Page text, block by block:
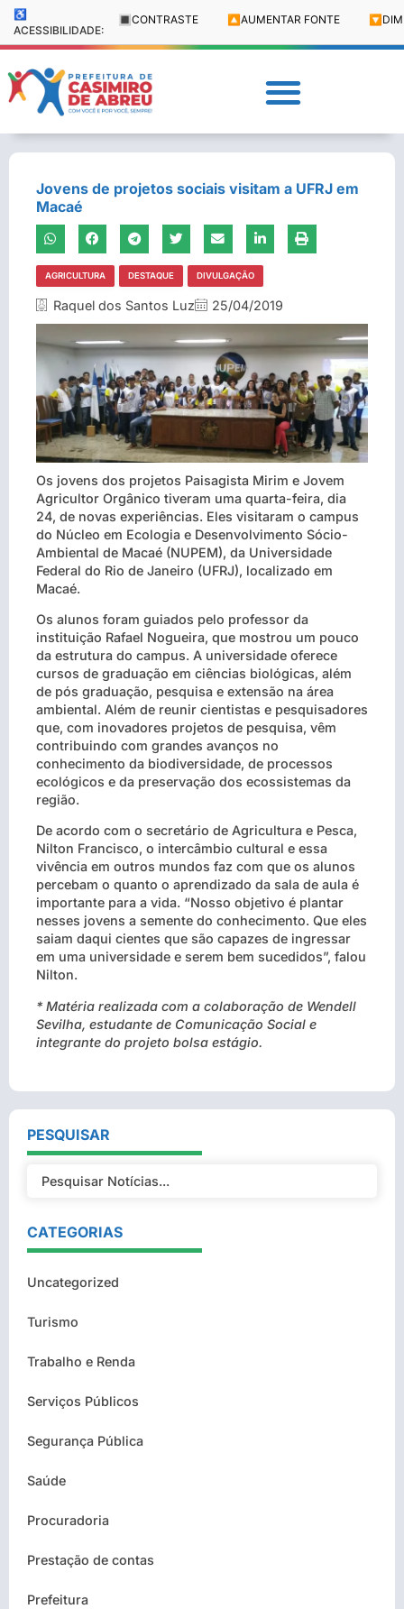
♿
ACESSIBILIDADE:
🔳 CONTRASTE 🔼 AUMENTAR FONTE 🔽
Jovens de projetos sociais visitam a UFRJ em
Macaé
AGRICULTURA DESTAQUE DIVULGAÇÃO
Raquel dos Santos Luz 25/04/2019
Os jovens dos projetos Paisagista Mirim e Jovem
Agricultor Orgânico tiveram uma quarta-feira, dia
24, de novas experiências. Eles visitaram o campus
do Núcleo em Ecologia e Desenvolvimento Sócio-
Ambiental de Macaé (NUPEM), da Universidade
Federal do Rio de Janeiro (UFRJ), localizado em
Macaé.
Os alunos foram guiados pelo professor da
instituição Rafael Nogueira, que mostrou um pouco
da estrutura do campus. A universidade oferece
cursos de graduação em ciências biológicas, além
de pós graduação, pesquisa e extensão na área
ambiental. Além de reunir cientistas e pesquisadores
que, com inovadores projetos de pesquisa, vêm
contribuindo com grandes avanços no
conhecimento da biodiversidade, de processos
ecológicos e da preservação dos ecossistemas da
região.
De acordo com o secretário de Agricultura e Pesca,
Nilton Francisco, o intercâmbio cultural e essa
vivência em outros mundos faz com que os alunos
percebam o quanto o aprendizado da sala de aula é
importante para a vida. “Nosso objetivo é plantar
nesses jovens a semente do conhecimento. Que eles
saiam daqui cientes que são capazes de ingressar
em uma universidade e serem bem sucedidos”, falou
Nilton.
* Matéria realizada com a colaboração de Wendell
Sevilha, estudante de Comunicação Social e
integrante do projeto bolsa estágio.
PESQUISAR
CATEGORIAS
Uncategorized
Turismo
Trabalho e Renda
Serviços Públicos
Segurança Pública
Saúde
Procuradoria
Prestação de contas
Prefeitura